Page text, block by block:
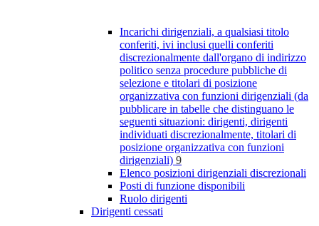
Incarichi dirigenziali, a qualsiasi titolo
conferiti, ivi inclusi quelli conferiti
discrezionalmente dall'organo di indirizzo
politico senza procedure pubbliche di
selezione e titolari di posizione
organizzativa con funzioni dirigenziali (da
pubblicare in tabelle che distinguano le
seguenti situazioni: dirigenti, dirigenti
individuati discrezionalmente, titolari di
posizione organizzativa con funzioni
dirigenziali) 9
Elenco posizioni dirigenziali discrezionali
Posti di funzione disponibili
Ruolo dirigenti
Dirigenti cessati